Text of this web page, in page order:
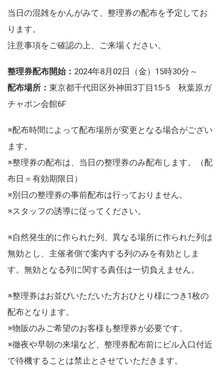
当日の混雑をかんがみて、整理券の配布を予定してお
ります。
注意事項をご確認の上、ご来場ください。
整理券配布開始： 2024年8月02日（金）15時30分～
配布場所： 東京都千代田区外神田3丁目15-5 秋葉原ガ
チャポン会館6F
※配布時間によって配布場所が変更となる場合がござい
ます。
※整理券の配布は、当日の整理券のみ配布します。（配
布日＝有効期限日）
※別日の整理券の事前配布は行っておりません。
※スタッフの誘導に従ってください。
※自然発生的に作られた列、異なる場所に作られた列は
無効とし、主催者側で案内する列のみを有効としま
す。無効となる列に関する責任は一切負えません。
※整理券はお並びいただいた方おひとり様につき1枚の
配布となります。
※物販のみご希望のお客様も整理券が必要です。
※徹夜や早朝の来場など、整理券配布前にビル入口付近
で待機することは禁止とさせていただきます。